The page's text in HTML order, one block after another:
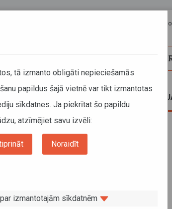
Lapas
sanāksme
tā izmanto obligāti nepieciešamās
papildus šajā vietnē var tikt izmantotas
sīkdatnes. Ja piekrītat šo papildu
atzīmējiet savu izvēli:
Noraidīt
izmantotajām sīkdatnēm